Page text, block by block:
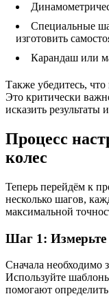
Специальные
изготовить
Карандаш или
Также убедитесь,
Это критически
исказить результаты
Процесс
колес
Теперь перейдём к
несколько шагов,
максимальной
Шаг 1: Измерьте
Сначала необходимо
Используйте
помогают